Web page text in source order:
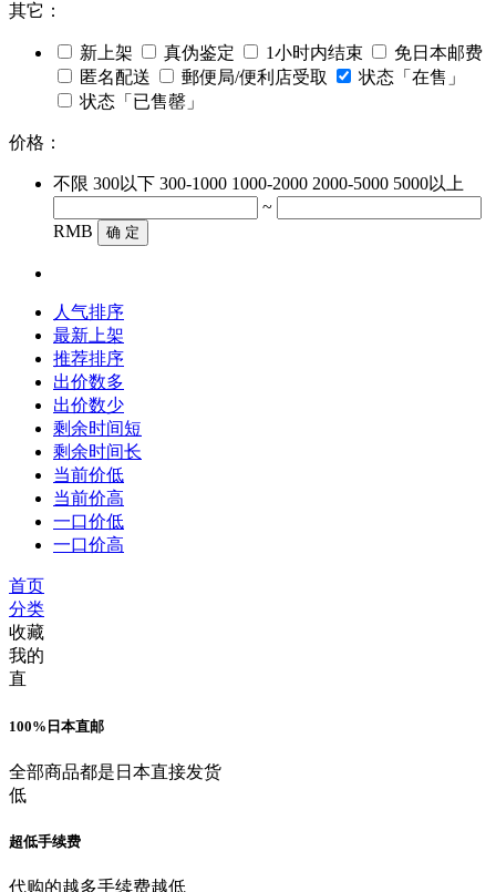
其它：
新上架 真伪鉴定 1小时内结束
免日本邮费
匿名配送
郵便局/便利店受取
状态「在售」
状态「已售罄」
价格：
不限 300以下 300-1000 1000-2000 2000-5000 5000以上
~
RMB
确 定
人气排序
最新上架
推荐排序
出价数多
出价数少
剩余时间短
剩余时间长
当前价低
当前价高
一口价低
一口价高
首页
分类
收藏
我的
直
100%日本直邮
全部商品都是日本直接发货
低
超低手续费
代购的越多手续费越低